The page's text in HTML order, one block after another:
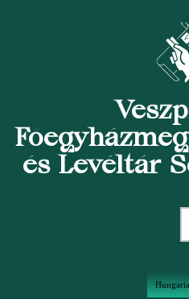
és Levéltár